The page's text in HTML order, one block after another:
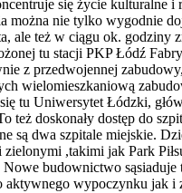
się życie kulturalne i
można nie tylko wygodnie
ale też w ciągu ok. godziny
tu stacji PKP Łódź
z przedwojennej
wielomieszkaniową
tu Uniwersytet Łódzki,
też doskonały dostęp do
są dwa szpitale miejskie.
zielonymi ,takimi jak Park
budownictwo sąsiaduje
aktywnego wypoczynku jak i